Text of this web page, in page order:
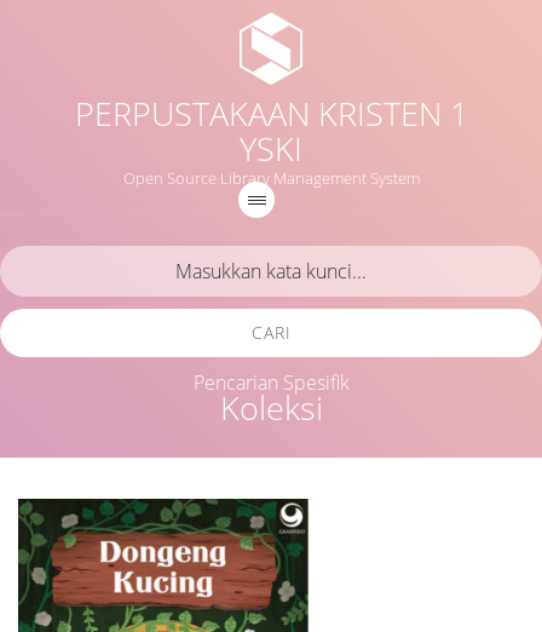
PERPUSTAKAAN KRISTEN 1
YSKI
Open Source Library Management System
Koleksi
CARI
Pencarian Spesifik